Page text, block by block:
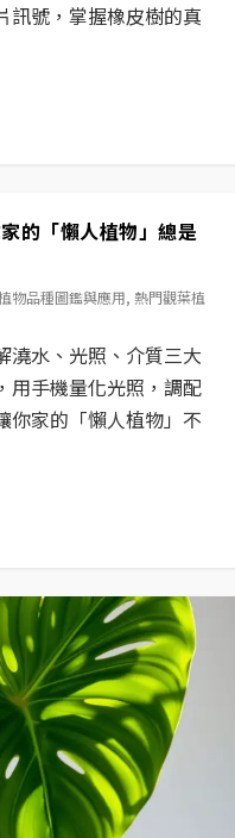
訊號，掌握橡皮樹的真
的「懶人植物」總是
物品種圖鑑與應用, 熱門觀葉植
澆水、光照、介質三大
用手機量化光照，調配
你家的「懶人植物」不